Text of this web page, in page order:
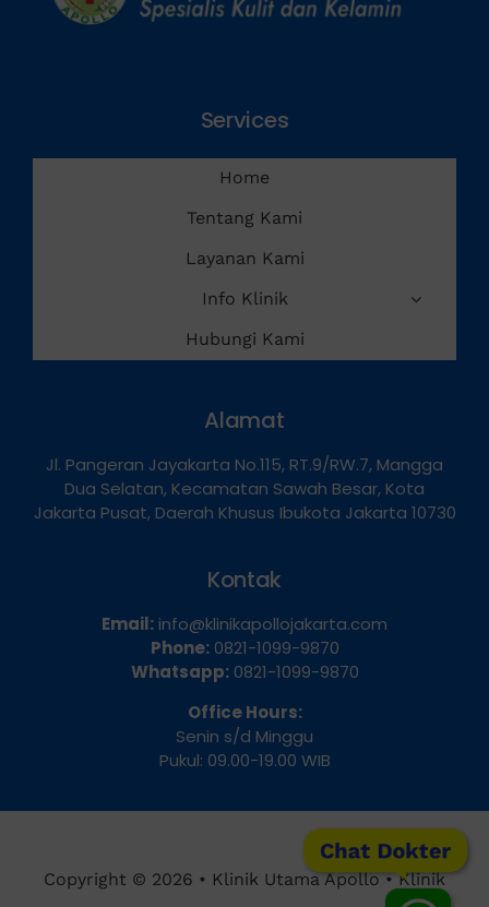
Chat Dokter
Home
Layanan Kami
Info Klinik
Dua Selatan, Kecamatan Sawah Besar, Kota
Jakarta Pusat, Daerah Khusus Ibukota Jakarta 10730
Phone:0821-1099-9870
Whatsapp:0821-1099-9870
Office Hours:
Senin s/d Minggu
Pukul: 09.00-19.00 WIB
Copyright © 2026 • Klinik Utama Apollo • Klinik
Spesialis Penyakit Kelamin